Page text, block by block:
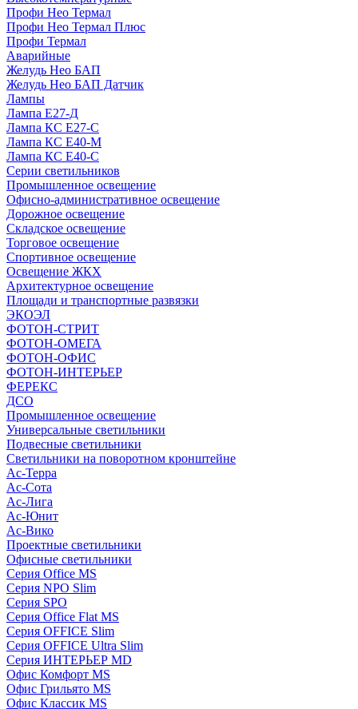
Профи Нео Термал
Профи Нео Термал Плюс
Профи Термал
Аварийные
Желудь Нео БАП
Желудь Нео БАП Датчик
Лампы
Лампа Е27-Д
Лампа КС Е27-С
Лампа КС Е40-М
Лампа КС Е40-С
Серии светильников
Промышленное освещение
Офисно-административное освещение
Дорожное освещение
Складское освещение
Торговое освещение
Спортивное освещение
Освещение ЖКХ
Архитектурное освещение
Площади и транспортные развязки
ЭКОЭЛ
ФОТОН-СТРИТ
ФОТОН-ОМЕГА
ФОТОН-ОФИС
ФОТОН-ИНТЕРЬЕР
ФЕРЕКС
ДСО
Промышленное освещение
Универсальные светильники
Подвесные светильники
Светильники на поворотном кронштейне
Ас-Терра
Ас-Сота
Ас-Лига
Ас-Юнит
Ас-Вико
Проектные светильники
Офисные светильники
Серия Office MS
Серия NPO Slim
Серия SPO
Серия Office Flat MS
Серия OFFICE Slim
Серия OFFICE Ultra Slim
Серия ИНТЕРЬЕР MD
Офис Комфорт MS
Офис Грильято MS
Офис Классик MS